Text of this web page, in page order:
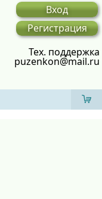
Вход
Регистрация
Тех. поддержка
puzenkon@mail.ru